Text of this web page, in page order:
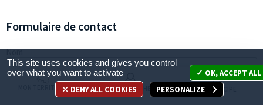
Formulaire de contact
Nom
MON TERRITOIRE MES DÉMARCHES JE PARTICIPE
This site uses cookies and gives you control
over what you want to activate
OK, ACCEPT ALL
DENY ALL COOKIES
PERSONALIZE